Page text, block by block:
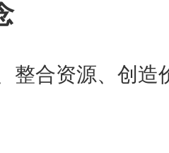
整合资源、创造